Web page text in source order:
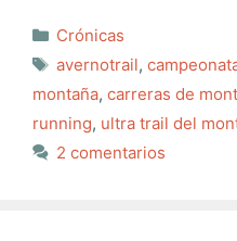
Categorías
Crónicas
Etiquetas
avernotrail,
montaña, carreras de
running, ultra trail del
2 comentarios